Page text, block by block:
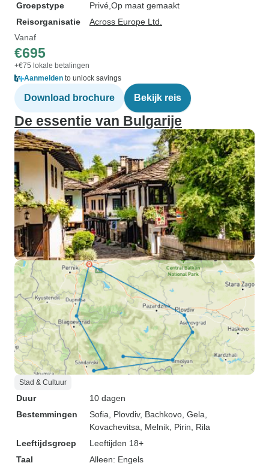
Groepstype
Privé Op maat gemaakt
Reisorganisatie
Across Europe Ltd.
Vanaf
€695
+€75 lokale betalingen
Aanmelden to unlock savings
Download brochure Bekijk reis
De essentie van Bulgarije
Stad & Cultuur
Duur
10 dagen
Bestemmingen
Sofia , Plovdiv, Bachkovo , Gela
Kovachevitsa , Melnik , Pirin , Rila
Leeftijdsgroep
Leeftijden 18+
Taal
Alleen: Engels